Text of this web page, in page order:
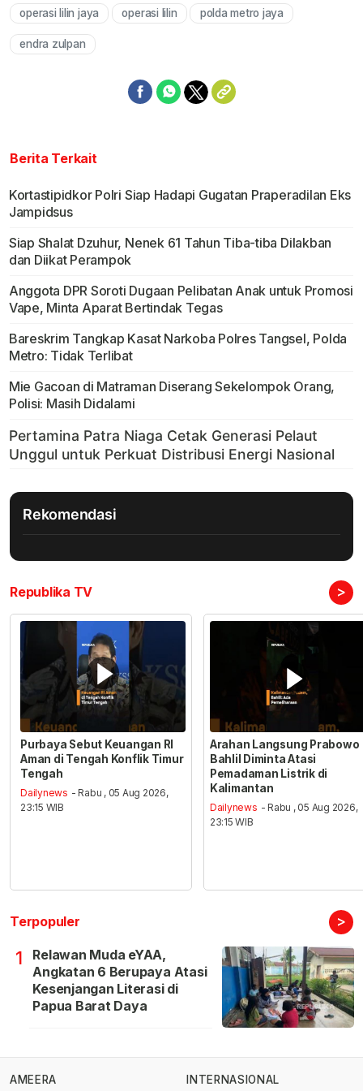
operasi lilin jaya operasi lilin polda metro jaya
endra zulpan
Berita Terkait
Kortastipidkor Polri Siap Hadapi Gugatan Praperadilan Eks
Jampidsus
Siap Shalat Dzuhur, Nenek 61 Tahun Tiba-tiba Dilakban
dan Diikat Perampok
Anggota DPR Soroti Dugaan Pelibatan Anak untuk Promosi
Vape, Minta Aparat Bertindak Tegas
Bareskrim Tangkap Kasat Narkoba Polres Tangsel, Polda
Metro: Tidak Terlibat
Mie Gacoan di Matraman Diserang Sekelompok Orang,
Polisi: Masih Didalami
Rekomendasi
Republika TV >
Purbaya Sebut Keuangan RI
Aman di Tengah Konflik Timur
Tengah
Dailynews - Rabu , 05 Aug 2026,
23:15 WIB
Arahan Langsung Prabowo
Bahlil Diminta Atasi
Pemadaman Listrik di
Kalimantan
Dailynews - Rabu , 05 Aug 2026,
23:15 WIB
Terpopuler >
1
Relawan Muda eYAA,
Angkatan 6 Berupaya Atasi
Kesenjangan Literasi di
Papua Barat Daya
AMEERA INTERNASIONAL